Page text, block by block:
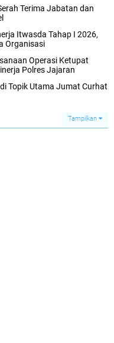
Terima Jabatan dan
Itwasda Tahap I 2026,
Organisasi
Operasi Ketupat
Polres Jajaran
Topik Utama Jumat Curhat
Tampilkan